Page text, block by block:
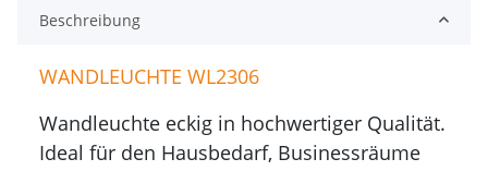
Beschreibung
WANDLEUCHTE WL2306
Wandleuchte eckig in hochwertiger Qualität.
Ideal für den Hausbedarf, Businessräume